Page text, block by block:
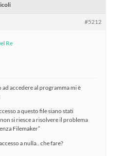
#5212
Re
accedere al programma mi è
a questo file siano stati
si riesce a risolvere il problema
Filemaker”
a nulla.. che fare?